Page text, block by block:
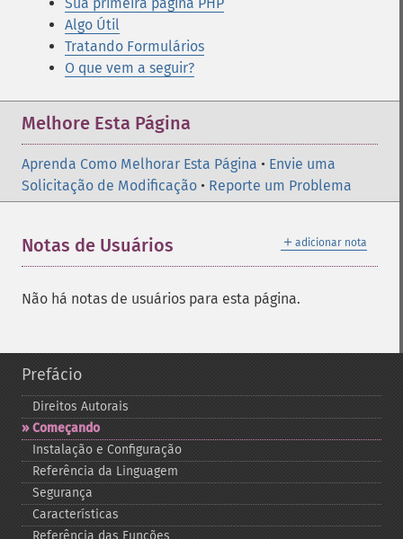
Algo Útil
Tratando Formulários
O que vem a seguir?
Melhore Esta Página
Aprenda Como Melhorar Esta Página • Envie uma
Solicitação de Modificação • Reporte um Problema
＋ adicionar nota
Notas de Usuários
Não há notas de usuários para esta página.
Prefácio
Direitos Autorais
Começando
Instalação e Configuração
Referência da Linguagem
Segurança
Características
Referência das Funções